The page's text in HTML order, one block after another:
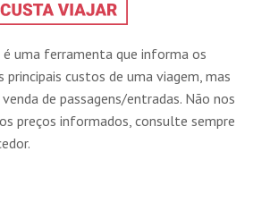
uma ferramenta que informa os
custos de uma viagem, mas
de passagens/entradas. Não nos
preços informados, consulte sempre